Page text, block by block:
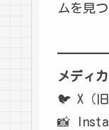
ムを見
メディ
🐦 X（
📸